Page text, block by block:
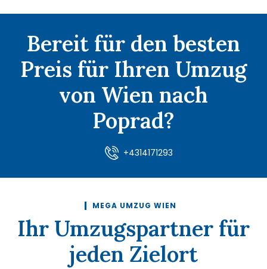
Bereit für den besten
Preis für Ihren Umzug
von Wien nach
Poprad?
+4314171293
MEGA UMZUG WIEN
Ihr Umzugspartner für
jeden Zielort